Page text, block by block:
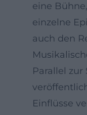
eine
einzelne
auch den
Parallel
Einflüsse